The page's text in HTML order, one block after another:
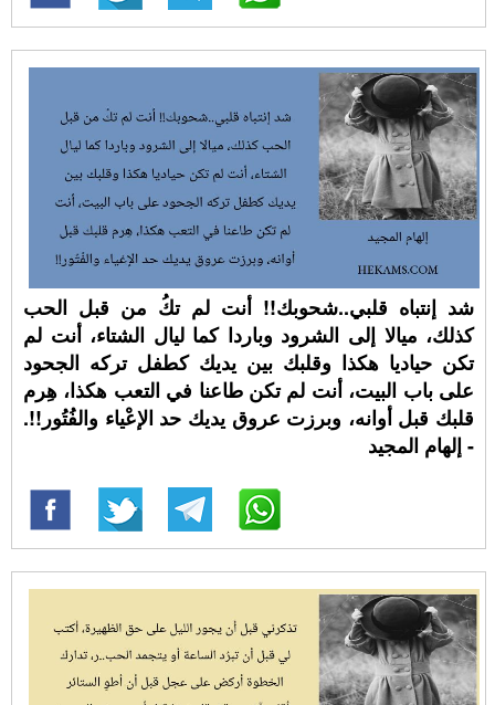
شد إنتباه قلبي..شحوبك!! أنت لم تكُ من قبل الحب
كذلك، ميالا إلى الشرود وباردا كما ليال الشتاء، أنت لم
تكن حياديا هكذا وقلبك بين يديك كطفل تركه الجحود
على باب البيت، أنت لم تكن طاعنا في التعب هكذا، هِرم
قلبك قبل أوانه، وبرزت عروق يديك حد الإعْياء والفُتُور!!.
- إلهام المجيد